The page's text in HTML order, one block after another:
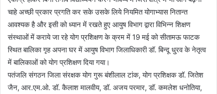
चाहे अच्छी प्रकार प्रगति कर सके उसके लिये नियमित योगाभ्यास नितान्त
आवश्यक है और इसी को ध्यान में रखते हुए आयुष विभाग द्वारा विभिन्न शिक्षण
संस्थाओं में कराये जा रहे योग प्रशिक्षण के क्रम में 19 मई को सीतामऊ फाटक
स्थित बालिका गृह अपना घर में आयुष विभाग जिलाधिकारी डॉ. बिन्दू धु्रव के नेतृत्व
में बालिकाओं को योग प्रशिक्षण दिया गया।
पतंजलि संगठन जिला संरक्षक योग गुरू बंशीलाल टांक, योग प्रशिक्षक डॉ. जितेश
जैन, आर.एम.ओ. डॉ. कैलाश मालवीय, डॉ. अजय परमार, डॉ. कमलेश धनोतिया,